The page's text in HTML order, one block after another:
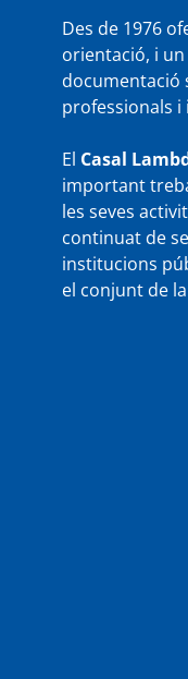
Des de 1976
orientació, i
documentació
professionals i
El Casal
important
les seves
continuat de
institucions
el conjunt de